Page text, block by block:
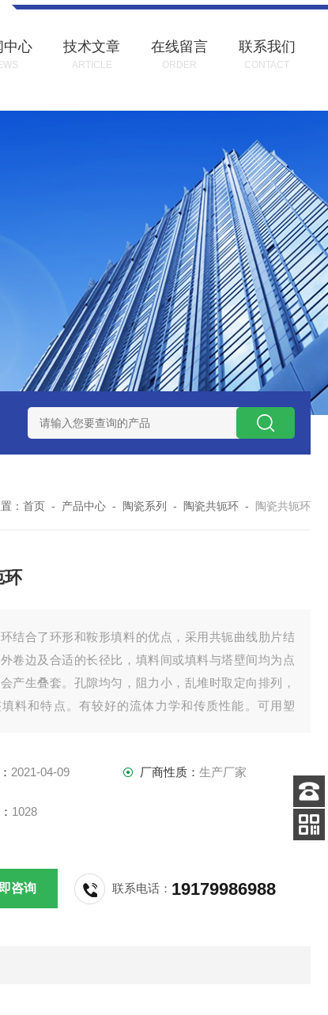
中心 技术文章
ARTICLE
在线留言
ORDER
联系我们
CONTACT
白色19规格塑料鲍尔环 耐高温 散装填料 蜂窝陶瓷
： 首页 - 产品中心 - 陶瓷系列 - 陶瓷共轭环 - 陶瓷共轭环
环
结合了环形和鞍形填料的优点，采用共轭曲线肋片结
卷边及合适的长径比，填料间或填料与塔壁间均为点
产生叠套。孔隙均匀，阻力小，乱堆时取定向排列，
料和特点。有较好的流体力学和传质性能。可用塑
2021-04-09 厂商性质： 生产厂家
1028
咨询 联系电话： 19179986988
客服
电话